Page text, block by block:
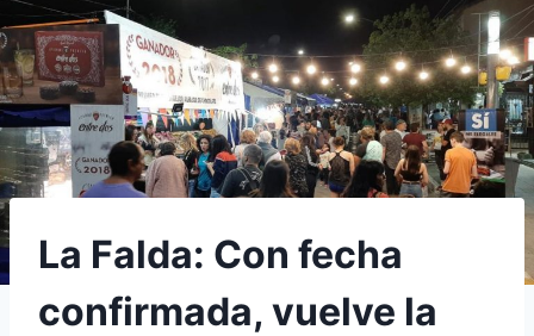
La Falda: Con fecha
confirmada, vuelve la